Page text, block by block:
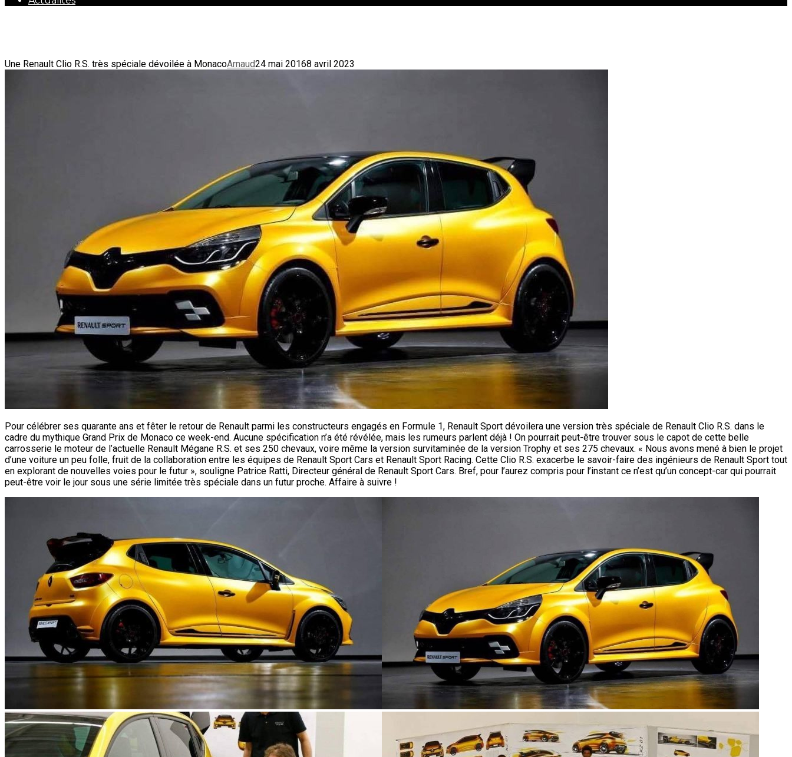
Une Renault Clio R.S. très spéciale dévoilée à MonacoArnaud24 mai 20168 avril 2023
Pour célébrer ses quarante ans et fêter le retour de Renault parmi les constructeurs engagés en Formule 1, Renault Sport dévoilera une version très spéciale de Renault Clio R.S. dans le
cadre du mythique Grand Prix de Monaco ce week-end. Aucune spécification n’a été révélée, mais les rumeurs parlent déjà ! On pourrait peut-être trouver sous le capot de cette belle
carrosserie le moteur de l’actuelle Renault Mégane R.S. et ses 250 chevaux, voire même la version survitaminée de la version Trophy et ses 275 chevaux. « Nous avons mené à bien le projet
d’une voiture un peu folle, fruit de la collaboration entre les équipes de Renault Sport Cars et Renault Sport Racing. Cette Clio R.S. exacerbe le savoir-faire des ingénieurs de Renault Sport tout
en explorant de nouvelles voies pour le futur », souligne Patrice Ratti, Directeur général de Renault Sport Cars. Bref, pour l’aurez compris pour l’instant ce n’est qu’un concept-car qui pourrait
peut-être voir le jour sous une série limitée très spéciale dans un futur proche. Affaire à suivre !